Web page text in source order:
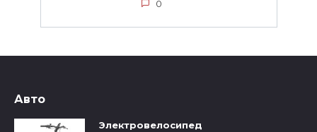
0
Авто
Электровелосипед